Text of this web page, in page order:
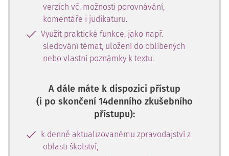
verzích vč. možnosti porovnávání,
komentáře i judikaturu.
Využít praktické funkce, jako např.
sledování témat, uložení do oblíbených
nebo vlastní poznámky k textu.
A dále máte k dispozici přístup
(i po skončení 14denního zkušebního
přístupu):
k denně aktualizovanému zpravodajství z
oblasti školství,